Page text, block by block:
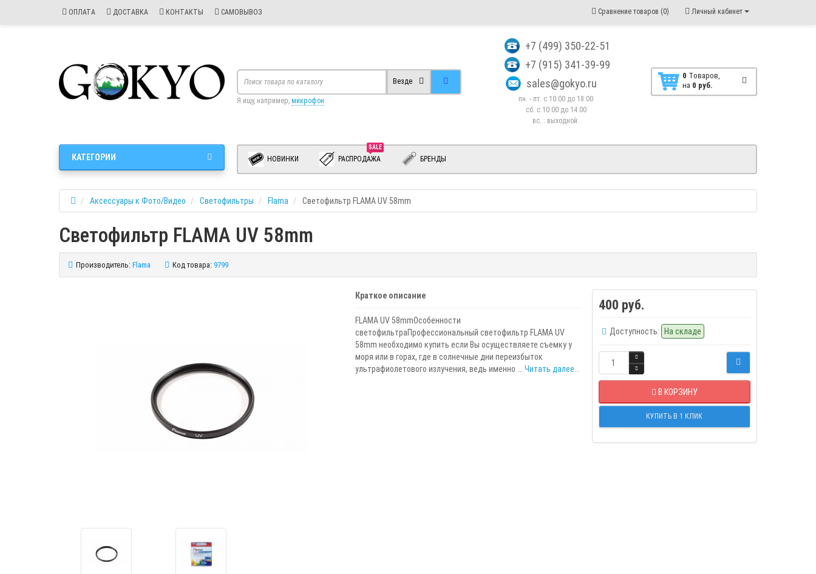
ОПЛАТА ДОСТАВКА КОНТАКТЫ САМОВЫВОЗ Личный кабинет
Сравнение товаров (0)
+7 (499) 350-22-51
+7 (915) 341-39-99
sales@gokyo.ru
пн. - пт. с 10:00 до 18:00
сб. c 10:00 до 14:00
вс. : выходной.
0 Tоваров,
на 0 руб.
Везде
Я ищу, например, микрофон
НОВИНКИ
SALE
РАСПРОДАЖА БРЕНДЫ
КАТЕГОРИИ
Аксессуары к Фото/Видео Светофильтры Flama Светофильтр FLAMA UV 58mm
Светофильтр FLAMA UV 58mm
Производитель: Flama Код товара: 9799
Краткое описание
FLAMA UV 58mmОсобенности
светофильтраПрофессиональный светофильтр FLAMA UV
58mm необходимо купить если Вы осуществляете съемку у
моря или в горах, где в солнечные дни переизбыток
ультрафиолетового излучения, ведь именно ... Читать далее...
400 руб.
Доступность: На складе
В КОРЗИНУ
КУПИТЬ В 1 КЛИК